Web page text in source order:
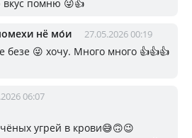
вкус помню 😜👍
нё мо́и 27.05.2026 00:19
безе 😜 хочу. Много много 👍👍👍
06:07
угрей в крови😅🙃😉